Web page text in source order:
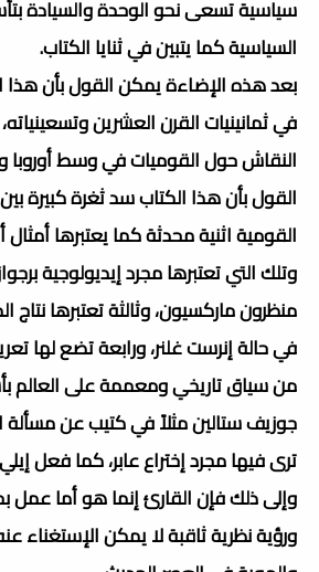
سياسية تسعى نحو الوحدة والسيادة
السياسية كما يتبين في ثنايا الكتاب.
بعد هذه الإضاءة يمكن القول بأن هذا
في ثمانينيات القرن العشرين
النقاش حول القوميات في وسط أوروبا
القول بأن هذا الكتاب سد ثغرة كبيرة بين
القومية اثنية محدثة كما يعتبرها
وتلك التي تعتبرها مجرد إيديولوجية
منظرون ماركسيون، وثالثة تعتبرها
في حالة إنرست غلنر، ورابعة تضع لها
من سياق تاريخي ومعممة على العالم
جوزيف ستالين مثلاً في كتيب عن مسألة
ترى فيها مجرد إختراع عابر، كما فعل
وإلى ذلك فإن القارئ إنما هو أما
ورؤية نظرية ثاقبة لا يمكن الإستغناء